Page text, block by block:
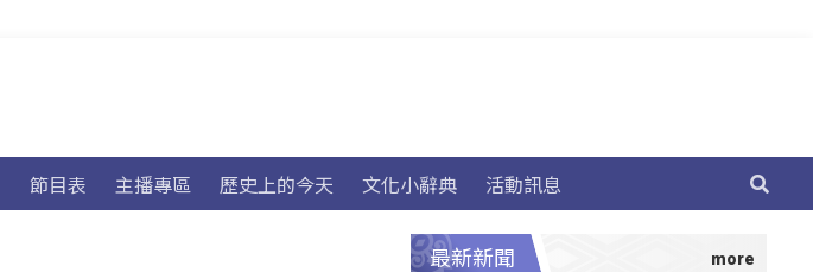
節目表 主播專區 歷史上的今天 文化小辭典 活動訊息
最新新聞